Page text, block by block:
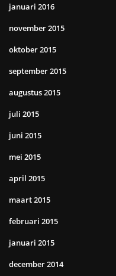
januari 2016
november 2015
oktober 2015
september 2015
augustus 2015
juli 2015
juni 2015
mei 2015
april 2015
maart 2015
februari 2015
januari 2015
december 2014